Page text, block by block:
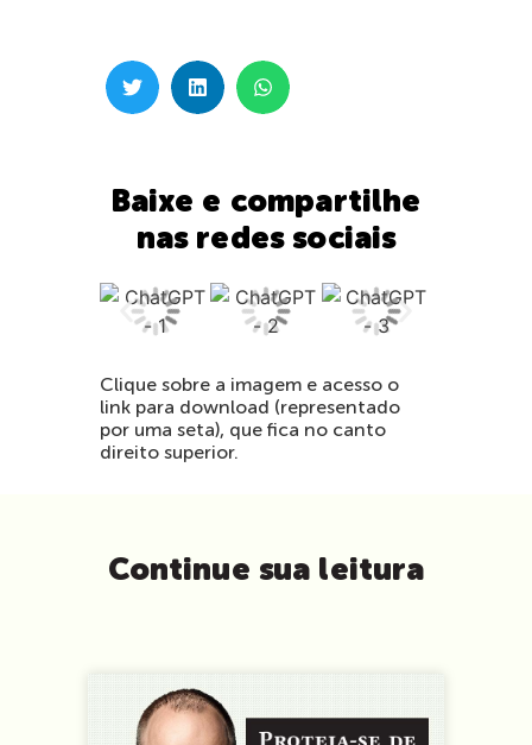
Baixe e compartilhe
nas redes sociais
Clique sobre a imagem e acesso o
link para download (representado
por uma seta), que fica no canto
direito superior.
Continue sua leitura